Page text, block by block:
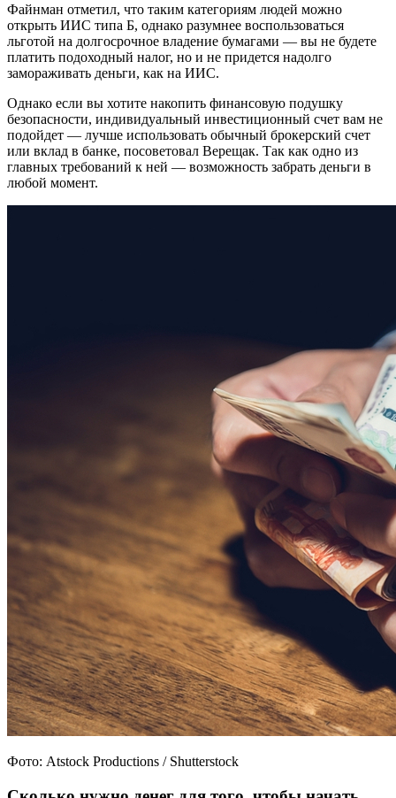
Файнман отметил, что таким категориям людей можно
открыть ИИС типа Б, однако разумнее воспользоваться
льготой на долгосрочное владение бумагами — вы не будете
платить подоходный налог, но и не придется надолго
замораживать деньги, как на ИИС.
Однако если вы хотите накопить финансовую подушку
безопасности, индивидуальный инвестиционный счет вам не
подойдет — лучше использовать обычный брокерский счет
или вклад в банке, посоветовал Верещак. Так как одно из
главных требований к ней — возможность забрать деньги в
любой момент.
Фото: Atstock Productions / Shutterstock